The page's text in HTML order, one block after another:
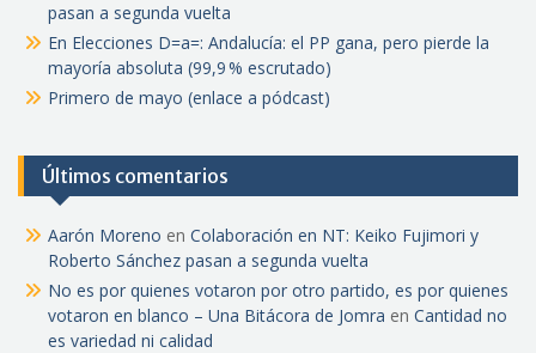
pasan a segunda vuelta
En Elecciones D=a=: Andalucía: el PP gana, pero pierde la
mayoría absoluta (99,9 % escrutado)
Primero de mayo (enlace a pódcast)
Últimos comentarios
Aarón Moreno en Colaboración en NT: Keiko Fujimori y
Roberto Sánchez pasan a segunda vuelta
No es por quienes votaron por otro partido, es por quienes
votaron en blanco – Una Bitácora de Jomra en Cantidad no
es variedad ni calidad